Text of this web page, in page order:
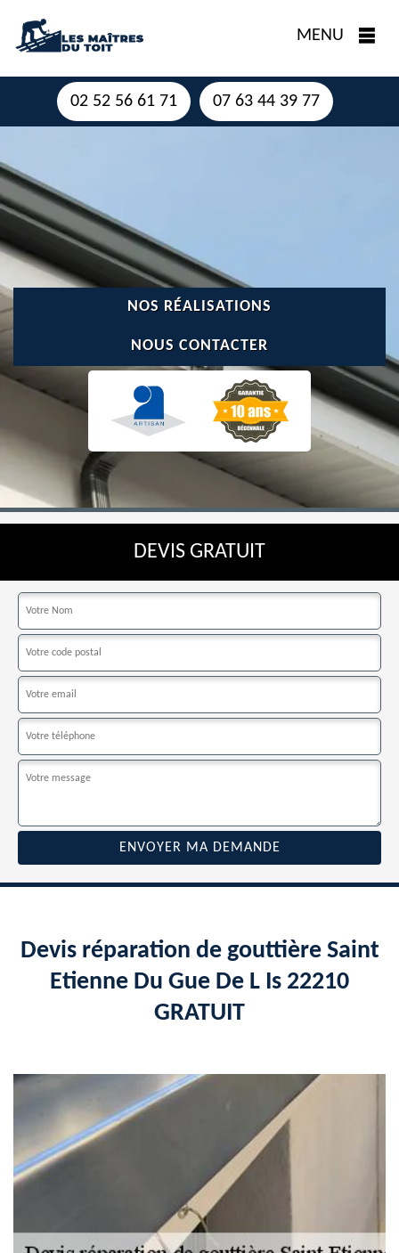
MENU
02 52 56 61 71 07 63 44 39 77
NOS RÉALISATIONS
NOUS CONTACTER
DEVIS GRATUIT
Devis réparation de gouttière Saint
Etienne Du Gue De L Is 22210
GRATUIT